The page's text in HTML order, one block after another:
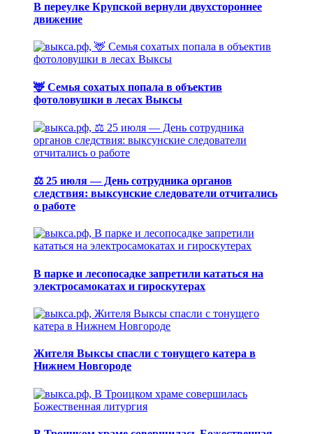
В переулке Крупской вернули двухстороннее
движение
🦌 Семья сохатых попала в объектив
фотоловушки в лесах Выксы
⚖️ 25 июля — День сотрудника органов
следствия: выксунские следователи отчитались
о работе
В парке и лесопосадке запретили кататься на
электросамокатах и гироскутерах
Жителя Выксы спасли с тонущего катера в
Нижнем Новгороде